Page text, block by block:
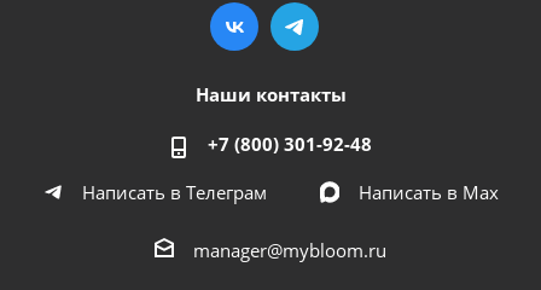
Наши контакты
+7 (800) 301-92-48
Написать в Телеграм
Написать в Мах
manager@mybloom.ru